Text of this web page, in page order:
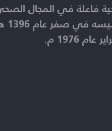
فاعلة في المجال
حيث تم
1976 م.